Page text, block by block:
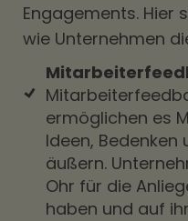
Engagements. Hier
wie Unternehmen
ermöglichen es
Ideen, Bedenken
äußern.
Ohr für die
haben und auf